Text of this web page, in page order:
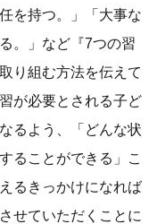
を持つ。」「大事な
。」など『7つの習
り組む方法を伝えて
が必要とされる子ど
るよう、「どんな状
ることができる」こ
るきっかけになれば
せていただくことに